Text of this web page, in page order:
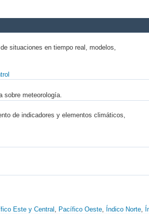
situaciones en tiempo real, modelos,
sobre meteorología.
de indicadores y elementos climáticos,
Este y Central Pacífico Oeste Índico Norte